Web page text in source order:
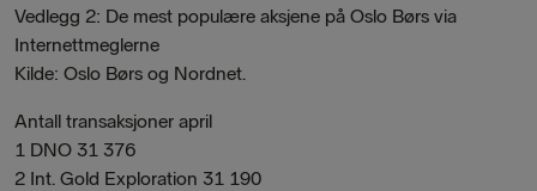
Vedlegg 2: De mest populære aksjene på Oslo Børs via
Internettmeglerne
Kilde: Oslo Børs og Nordnet.
Antall transaksjoner april
1 DNO 31 376
2 Int. Gold Exploration 31 190